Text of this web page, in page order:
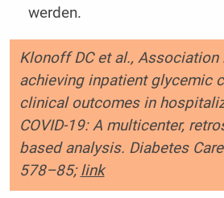
werden.
Klonoff DC et al., Association
achieving inpatient glycemic
clinical outcomes in
COVID-19: A multicenter,
based analysis. Diabetes
578–85;link